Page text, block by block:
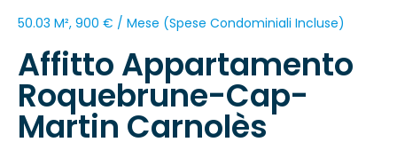
50.03 M², 900 € / Mese (Spese Condominiali Incluse)
Affitto Appartamento
Roquebrune-Cap-
Martin Carnolès